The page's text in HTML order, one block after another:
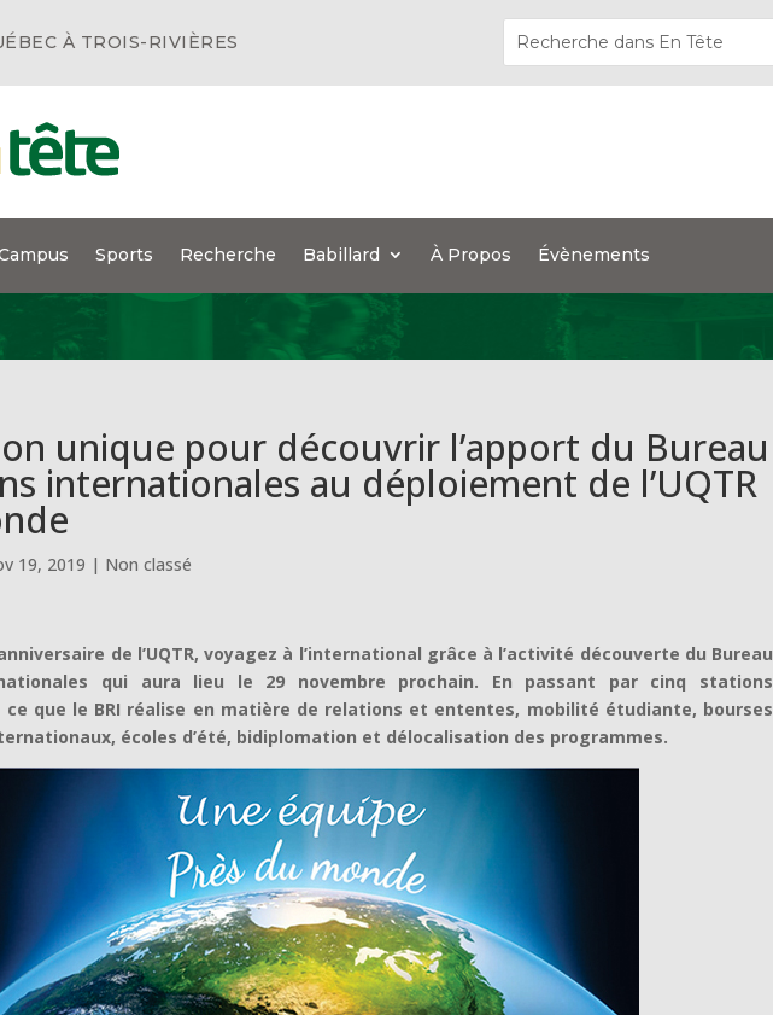
À TROIS-RIVIÈRES
Sports Recherche Babillard À Propos Évènements
unique pour découvrir l’apport du Bureau
internationales au déploiement de l’UQTR
19, 2019 | Non classé
de l’UQTR, voyagez à l’international grâce à l’activité découverte du Bureau
qui aura lieu le 29 novembre prochain. En passant par cinq stations
que le BRI réalise en matière de relations et ententes, mobilité étudiante, bourses
écoles d’été, bidiplomation et délocalisation des programmes.